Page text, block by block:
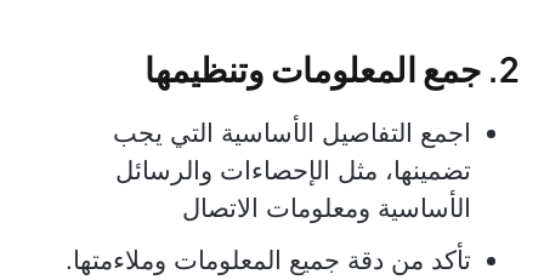
2. جمع المعلومات وتنظيمها
اجمع التفاصيل الأساسية التي يجب
تضمينها، مثل الإحصاءات والرسائل
الأساسية ومعلومات الاتصال
تأكد من دقة جميع المعلومات وملاءمتها.